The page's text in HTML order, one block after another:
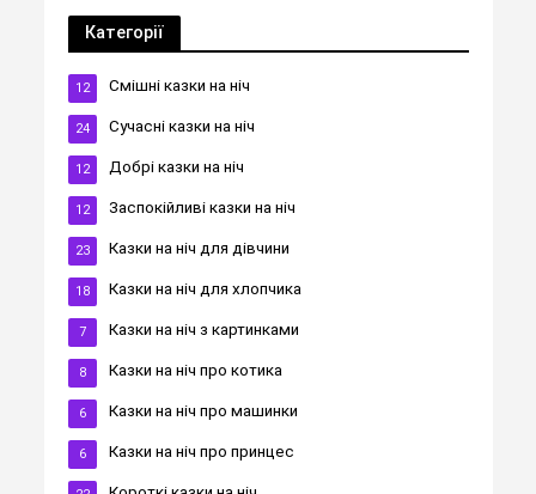
Категорії
Cмішні казки на ніч
12
Cучасні казки на ніч
24
Добрі казки на ніч
12
Заспокійливі казки на ніч
12
Казки на ніч для дівчини
23
Казки на ніч для хлопчика
18
Казки на ніч з картинками
7
Казки на ніч про котика
8
Казки на ніч про машинки
6
Казки на ніч про принцес
6